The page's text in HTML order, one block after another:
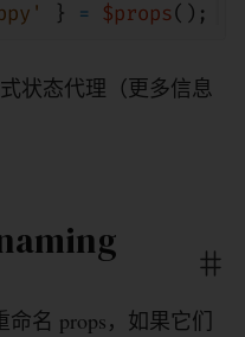
} = $props();
状态代理（更多信息
名 props，如果它们